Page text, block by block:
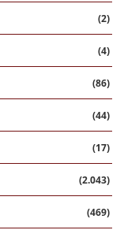
(2)
(4)
(86)
(44)
(17)
(2.043)
(469)